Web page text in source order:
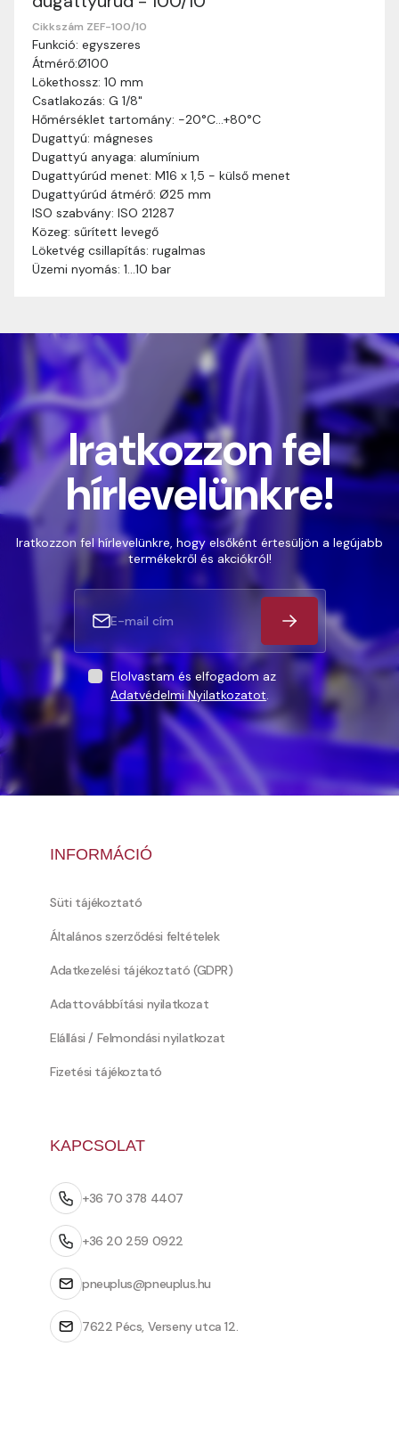
Cikkszám ZEF-100/10
Funkció: egyszeres
Átmérő:Ø100
Lökethossz: 10 mm
Csatlakozás: G 1/8"
Hőmérséklet tartomány: -20°C…+80°C
Dugattyú: mágneses
Dugattyú anyaga: alumínium
Dugattyúrúd menet: M16 x 1,5 - külső menet
Dugattyúrúd átmérő: Ø25 mm
ISO szabvány: ISO 21287
Közeg: sűrített levegő
Löketvég csillapítás: rugalmas
Üzemi nyomás: 1…10 bar
vásárlásaitokhoz. Az alábbiakban megtaláljátok szállítási
információinkat, hogy a vásárlásotok gördülékenyen és
zökkenőmentesen történhessen.
Szállítási idő:
munkanapon belül kézbesítjük. Amennyiben
valamilyen okból kifolyólag a szállítás hosszabb
ideig tart, előre értesítünk benneteket.
Szállítási díj: A szállítási díj függ a termék súlyától
és a szállítási cím távolságától. A pontos szállítási
díjat a vásárlás folyamata során megtekinthetitek,
mielőtt a rendelést véglegesítitek.
Iratkozzon fel
hírlevelünkre!
Iratkozzon fel hírlevelünkre, hogy elsőként értesüljön a legújabb
termékekről és akciókról!
Elolvastam és elfogadom az
Adatvédelmi Nyilatkozatot.
INFORMÁCIÓ
Süti tájékoztató
Általános szerződési feltételek
Adatkezelési tájékoztató (GDPR)
Adattovábbítási nyilatkozat
Elállási / Felmondási nyilatkozat
Fizetési tájékoztató
KAPCSOLAT
+36 70 378 4407
+36 20 259 0922
pneuplus@pneuplus.hu
7622 Pécs, Verseny utca 12.